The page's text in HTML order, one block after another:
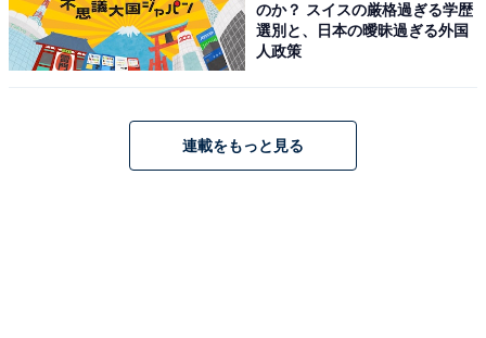
のか？ スイスの厳格過ぎる学歴
選別と、日本の曖昧過ぎる外国
人政策
連載をもっと見る